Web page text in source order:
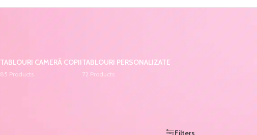
TABLOURI CAMERĂ COPII
85 Products
TABLOURI PERSONALIZATE
72 Products
Filters